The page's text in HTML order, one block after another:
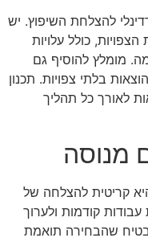
להצלחת השיפוץ. יש
כולל עלויות
מומלץ להוסיף גם
להוצאות בלתי צפויות. תכנון
לאורך כל תהליך
מנוסה
קריטית להצלחה של
קודמות ולערוך
שהבחירה תואמת